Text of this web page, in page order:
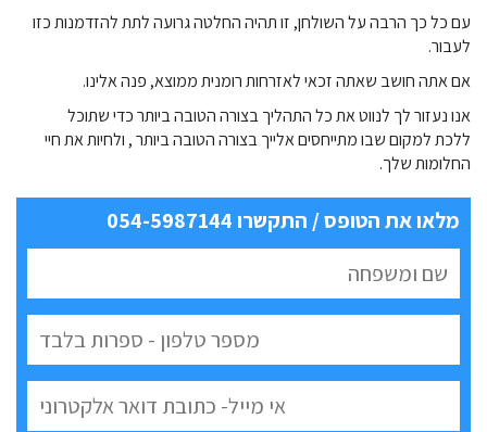
עם כל כך הרבה על השולחן, זו תהיה החלטה גרועה לתת להזדמנות כזו
לעבור.
אם אתה חושב שאתה זכאי לאזרחות רומנית ממוצא, פנה אלינו.
אנו נעזור לך לנווט את כל התהליך בצורה הטובה ביותר כדי שתוכל
ללכתלמקום שבו מתייחסים אלייך בצורה הטובה ביותר , ולחיות את חיי
החלומות שלך.
מלאו את הטופס / התקשרו 054-5987144